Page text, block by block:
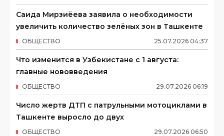
Саида Мирзиёева заявила о необходимости
увеличить количество зелёных зон в Ташкенте
25.07.2026 04:37
ОБЩЕСТВО
Что изменится в Узбекистане с 1 августа:
главные нововведения
29.07.2026 06:19
ОБЩЕСТВО
Число жертв ДТП с патрульными мотоциклами в
Ташкенте выросло до двух
29.07.2026 06:50
ОБЩЕСТВО